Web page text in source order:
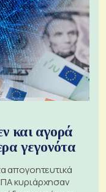
και αγορά
γεγονότα
απογοητευτικά
κυριάρχησαν